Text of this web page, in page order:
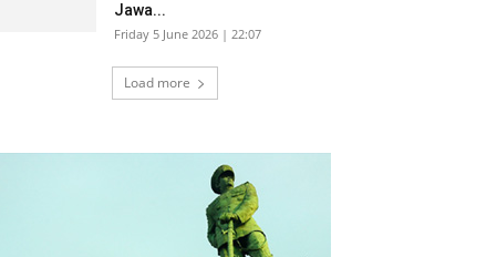
Jawa...
Friday 5 June 2026 | 22:07
Load more